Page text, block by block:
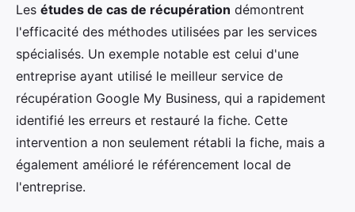
Les études de cas de récupération démontrent
l'efficacité des méthodes utilisées par les services
spécialisés. Un exemple notable est celui d'une
entreprise ayant utilisé le meilleur service de
récupération Google My Business, qui a rapidement
identifié les erreurs et restauré la fiche. Cette
intervention a non seulement rétabli la fiche, mais a
également amélioré le référencement local de
l'entreprise.